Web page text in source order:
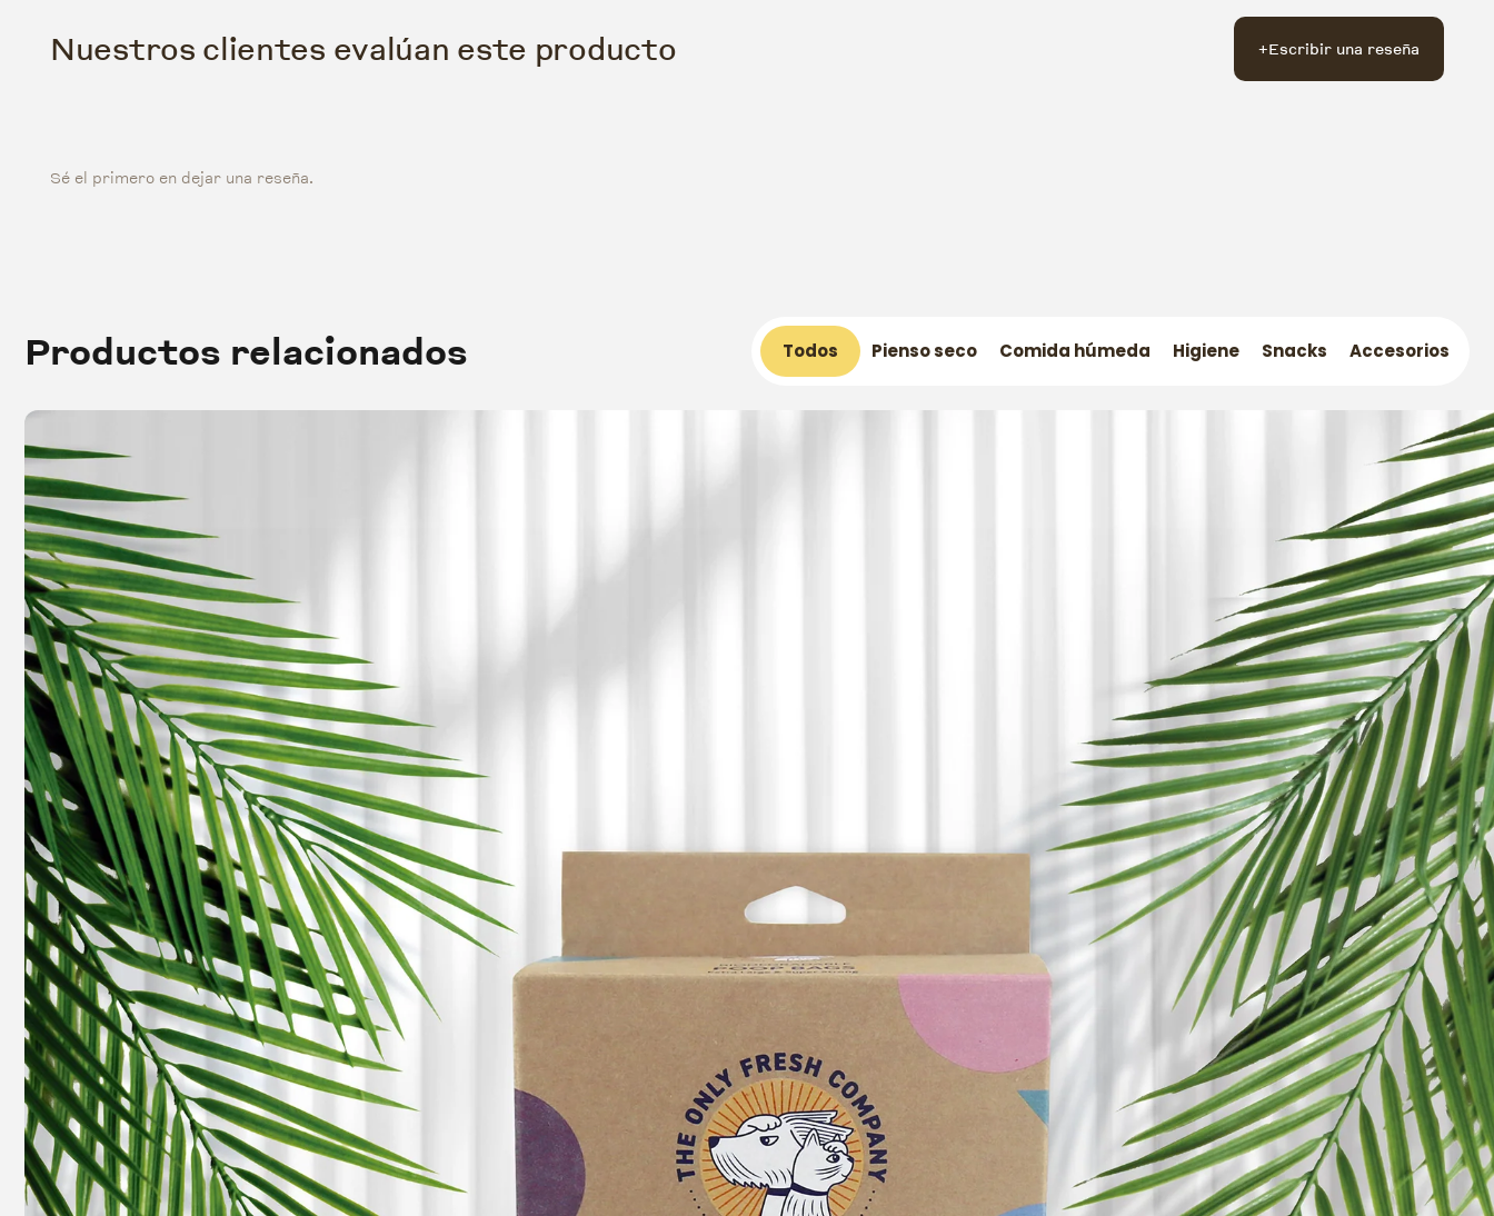
Nuestros clientes evalúan este producto +Escribir una reseña
Sé el primero en dejar una reseña.
Productos relacionados Todos Pienso seco Comida húmeda Higiene Snacks Accesorios